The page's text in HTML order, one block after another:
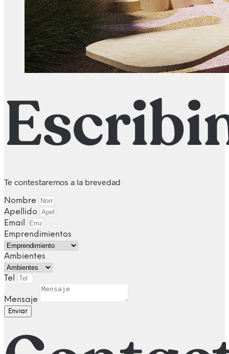
Te contestaremos a la brevedad
Nombre
Apellido
Email
Emprendimientos
Ambientes
Tel
Mensaje
Enviar